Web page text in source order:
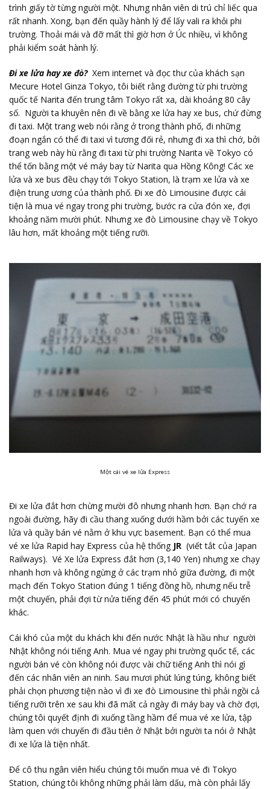
trình giấy tờ từng người một. Nhưng nhân viên di trú chỉ liếc qua
rất nhanh. Xong, bạn đến quầy hành lý để lấy vali ra khỏi phi
trường. Thoải mái và đỡ mất thì giờ hơn ở Úc nhiều, vì không
phải kiểm soát hành lý.
Đi xe lửa hay xe đò? Xem internet và đọc thư của khách sạn
Mecure Hotel Ginza Tokyo, tôi biết rằng đường từ phi trường
quốc tế Narita đến trung tâm Tokyo rất xa, dài khoảng 80 cây
số. Người ta khuyên nên đi về bằng xe lửa hay xe bus, chứ đừng
đi taxi. Một trang web nói rằng ở trong thành phố, đi những
đoạn ngắn có thể đi taxi vì tương đối rẻ, nhưng đi xa thì chớ, bởi
trang web này hù rằng đi taxi từ phi trường Narita về Tokyo có
thể tốn bằng một vé máy bay từ Narita qua Hồng Kông! Các xe
lửa và xe bus đều chạy tới Tokyo Station, là trạm xe lửa và xe
điện trung ương của thành phố. Đi xe đò Limousine được cái
tiện là mua vé ngay trong phi trường, bước ra cửa đón xe, đợi
khoảng năm mười phút. Nhưng xe đò Limousine chạy về Tokyo
lâu hơn, mất khoảng một tiếng rưỡi.
Một cái vé xe lửa Express
Đi xe lửa đắt hơn chừng mười đô nhưng nhanh hơn. Bạn chớ ra
ngoài đường, hãy đi cầu thang xuống dưới hầm bởi các tuyến xe
lửa và quầy bán vé nằm ở khu vực basement. Bạn có thể mua
vé xe lửa Rapid hay Express của hệ thống JR (viết tắt của Japan
Railways). Vé Xe lửa Express đắt hơn (3,140 Yen) nhưng xe chạy
nhanh hơn và không ngừng ở các trạm nhỏ giữa đường, đi một
mạch đến Tokyo Station đúng 1 tiếng đồng hồ, nhưng nếu trễ
một chuyến, phải đợi từ nửa tiếng đến 45 phút mới có chuyến
khác.
Cái khó của một du khách khi đến nước Nhật là hầu như người
Nhật không nói tiếng Anh. Mua vé ngay phi trường quốc tế, các
người bán vé còn không nói được vài chữ tiếng Anh thì nói gì
đến các nhân viên an ninh. Sau mươi phút lúng túng, không biết
phải chọn phương tiện nào vì đi xe đò Limousine thì phải ngồi cả
tiếng rưỡi trên xe sau khi đã mất cả ngày đi máy bay và chờ đợi,
chúng tôi quyết định đi xuống tầng hầm để mua vé xe lửa, tập
làm quen với chuyến đi đầu tiên ở Nhật bởi người ta nói ở Nhật
đi xe lửa là tiện nhất.
Để cô thu ngân viên hiểu chúng tôi muốn mua vé đi Tokyo
Station, chúng tôi không những phải làm dấu, mà còn phải lấy